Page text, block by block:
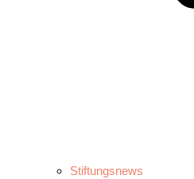
Stiftungsnews